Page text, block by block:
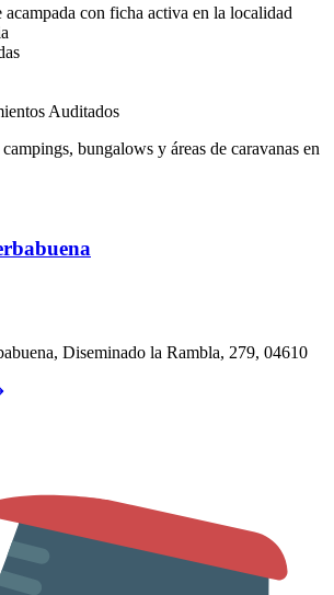
acampada con ficha activa en la localidad
Auditados
bungalows y áreas de caravanas en
Diseminado la Rambla, 279, 04610